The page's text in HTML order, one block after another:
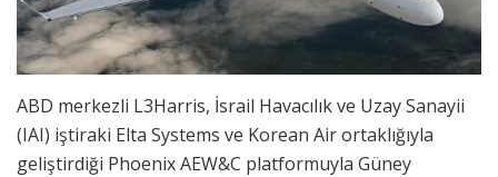
ABD merkezli L3Harris, İsrail Havacılık ve Uzay Sanayii
(IAI) iştiraki Elta Systems ve Korean Air ortaklığıyla
geliştirdiği Phoenix AEW&C platformuyla Güney